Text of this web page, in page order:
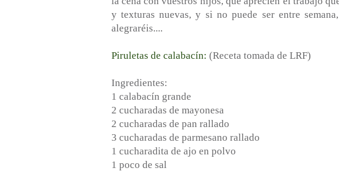
y texturas nuevas, y si no puede ser entre
alegraréis....
Piruletas de calabacín: (Receta tomada de LRF)
Ingredientes:
1 calabacín grande
2 cucharadas de mayonesa
2 cucharadas de pan rallado
3 cucharadas de parmesano rallado
1 cucharadita de ajo en polvo
1 poco de sal